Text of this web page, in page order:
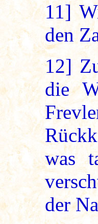
11]
den
12]
die
was
der